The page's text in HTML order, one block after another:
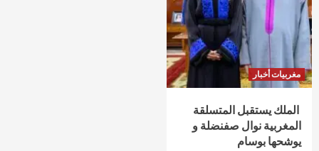
مغربيات أخبار
الملك يستقبل المتسلقة
المغربية نوال صفنضلة و
يوشحها بوسام